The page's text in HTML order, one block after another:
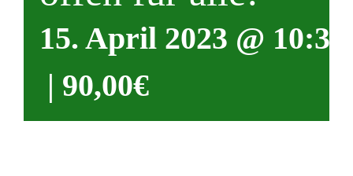
15. April 2023 @ 10:30
| 90,00€